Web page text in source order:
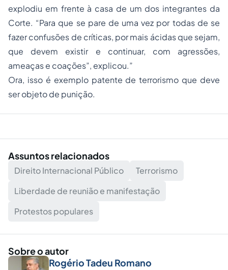
explodiu em frente à casa de um dos integrantes da
Corte. “Para que se pare de uma vez por todas de se
fazer confusões de críticas, por mais ácidas que sejam,
que devem existir e continuar, com agressões,
ameaças e coações”, explicou.”
Ora, isso é exemplo patente de terrorismo que deve
ser objeto de punição.
Assuntos relacionados
Direito Internacional Público
Terrorismo
Liberdade de reunião e manifestação
Protestos populares
Sobre o autor
Rogério Tadeu Romano